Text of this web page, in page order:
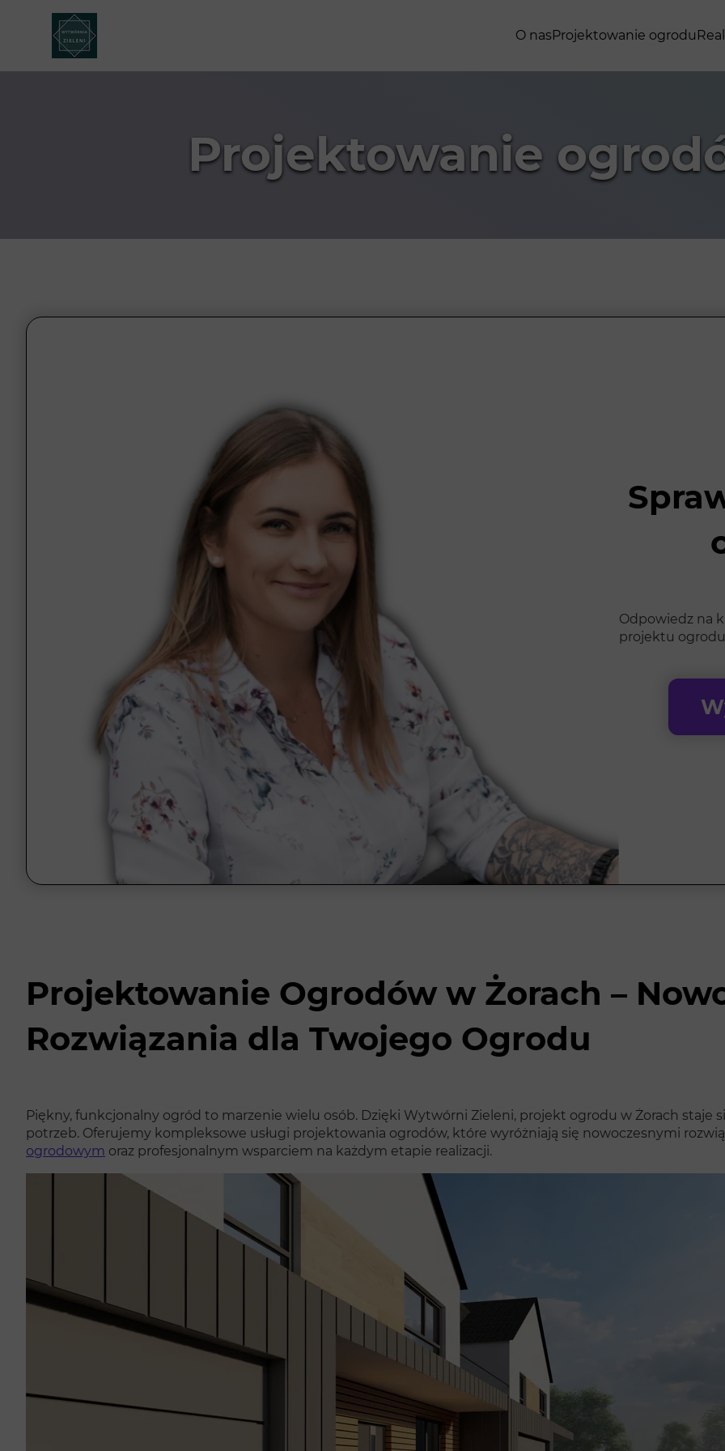
O nasProjektowanie ogrodu
Projektowanie
Odpowiedz na
projektu
Projektowanie Ogrodów w Żorach –
Rozwiązania dla Twojego Ogrodu
Piękny, funkcjonalny ogród to marzenie wielu osób. Dzięki Wytwórni Zieleni, projekt ogrodu w Żorach staje
potrzeb. Oferujemy kompleksowe usługi projektowania ogrodów, które wyróżniają się nowoczesnymi
ogrodowym oraz profesjonalnym wsparciem na każdym etapie realizacji.